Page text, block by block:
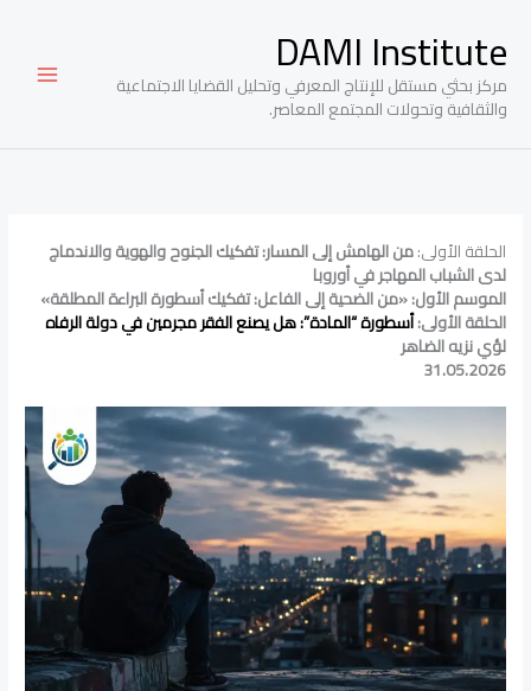
المحتوىDAMI Institute
مركز بحثي مستقل للإنتاج المعرفي وتحليل القضايا الاجتماعية
والثقافية وتحولات المجتمع المعاصر.
الحلقة الأولى:من الهامش إلى المسار: تفكيك الجنوح والهوية والاندماج
لدى الشباب المهاجر في أوروبا
الموسم الأول: «من الضحية إلى الفاعل: تفكيك أسطورة البراءة المطلقة»
الحلقة الأولى:أسطورة “المادة”: هل يصنع الفقر مجرمين في دولة الرفاه
لؤي نزيه الضاهر
31.05.2026